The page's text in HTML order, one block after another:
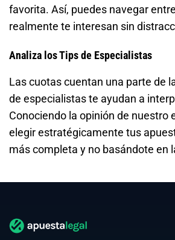
favorita. Así, puedes navegar
realmente te interesan sin
Analiza los Tips de Especialistas
Las cuotas cuentan una parte de
de especialistas te ayudan a
Conociendo la opinión de nuestro
elegir estratégicamente tus
más completa y no basándote en